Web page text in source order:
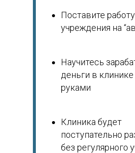
Поставите работу
учреждения на
Научитесь
деньги в
руками
Клиника будет
поступательно
без регулярного